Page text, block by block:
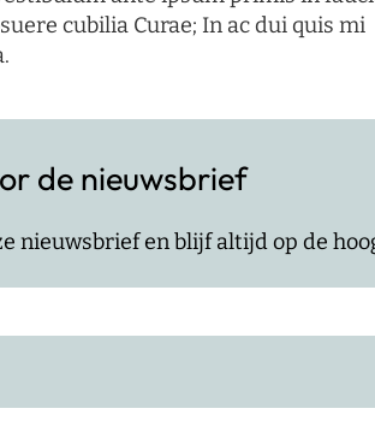
cubilia Curae; In ac dui quis mi
de nieuwsbrief
nieuwsbrief en blijf altijd op de